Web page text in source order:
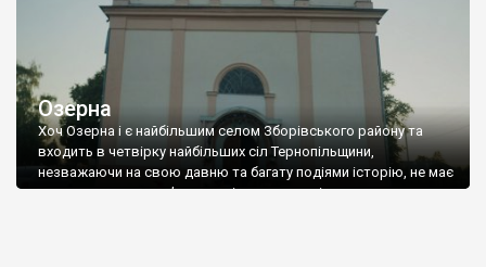
Озерна
Хоч Озерна і є найбільшим селом Зборівського району та
входить в четвірку найбільших сіл Тернопільщини,
незважаючи на свою давню та багату подіями історію, не має
дуже визначних пам’яток архітектури, окрім, можливо,